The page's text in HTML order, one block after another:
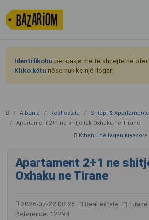
Identifikohu për qasje më të shpejtë në
Kliko këtu nëse nuk ke një llogari.
Albania Real estate
Shtëpi &
Apartament 2+1 ne shitje tek Oxhaku ne Tirane
Kthehu në faqen kryesore
Apartament 2+1 ne
Oxhaku ne Tirane
2026-07-22 08:25 Real estate Tiranë
Referencë: 12294